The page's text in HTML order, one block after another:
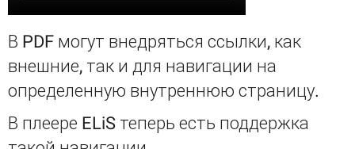
В PDF могут внедряться ссылки, как
внешние, так и для навигации на
определенную внутреннюю страницу.
В плеере ELiS теперь есть поддержка